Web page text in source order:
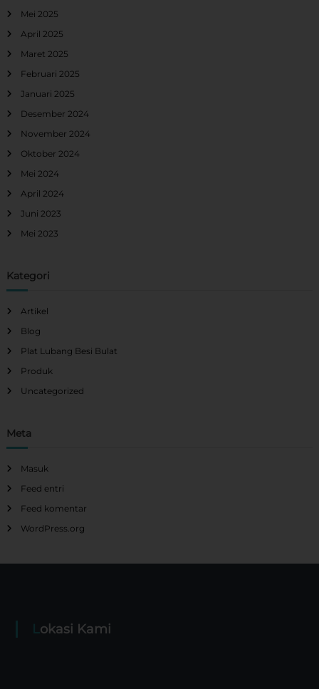
Mei 2025
April 2025
Maret 2025
Februari 2025
Januari 2025
Desember 2024
November 2024
Oktober 2024
Mei 2024
April 2024
Juni 2023
Mei 2023
Kategori
Artikel
Blog
Plat Lubang Besi Bulat
Produk
Uncategorized
Meta
Masuk
Feed entri
Feed komentar
WordPress.org
Lokasi Kami